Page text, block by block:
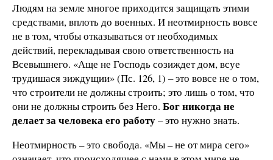
Людям на земле многое приходится защищать этими
средствами, вплоть до военных. И неотмирность вовсе
не в том, чтобы отказываться от необходимых
действий, перекладывая свою ответственность на
Всевышнего. «Аще не Господь созиждет дом, всуе
трудишася зиждущии» (Пс. 126, 1) – это вовсе не о том,
что строители не должны строить; это лишь о том, что
они не должны строить без Него. Бог никогда не
делает за человека его работу– это нужно знать.
Неотмирность – это свобода. «Мы – не от мира сего»